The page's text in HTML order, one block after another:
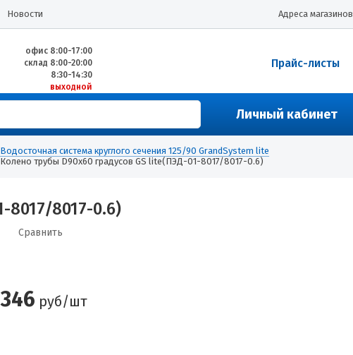
Новости Адреса магазинов
офис 8:00-17:00
склад 8:00-20:00
8:30-14:30
выходной
Прайс-листы
Личный кабинет
Водосточная система круглого сечения 125/90 GrandSystem lite
Колено трубы D90х60 градусов GS lite(ПЭД-01-8017/8017-0.6)
8017/8017-0.6)
Сравнить
346 руб/шт